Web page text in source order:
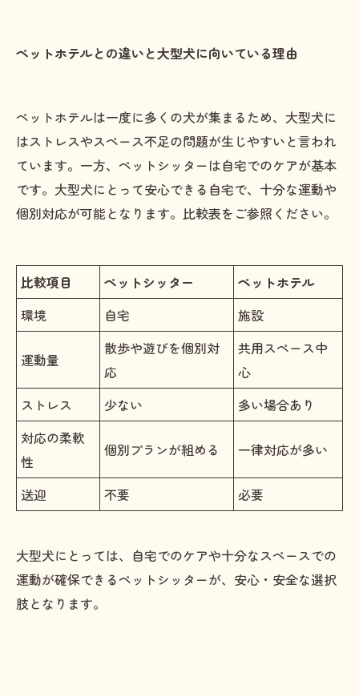
ペットホテルとの違いと大型犬に向いている理由
ペットホテルは一度に多くの犬が集まるため、大型犬に
はストレスやスペース不足の問題が生じやすいと言われ
ています。一方、ペットシッターは自宅でのケアが基本
です。大型犬にとって安心できる自宅で、十分な運動や
個別対応が可能となります。比較表をご参照ください。
比較項目 ペットシッター
ペットホテル
環境
自宅 施設
運動量
散歩や遊びを個別対
応
共用スペース中
心
ストレス
少ない
多い場合あり
対応の柔軟
性
個別プランが組める 一律対応が多い
送迎 不要 必要
大型犬にとっては、自宅でのケアや十分なスペースでの
運動が確保できるペットシッターが、安心・安全な選択
肢となります。